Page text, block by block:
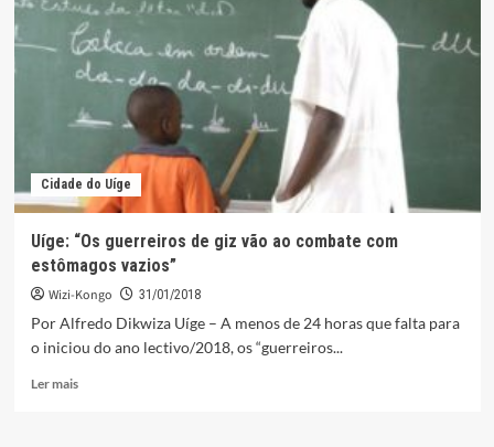
de
cólera
Cidade do Uíge
Uíge: “Os guerreiros de giz vão ao combate com
estômagos vazios”
Wizi-Kongo 31/01/2018
Por Alfredo Dikwiza Uíge – A menos de 24 horas que falta para
o iniciou do ano lectivo/2018, os “guerreiros...
Ler maisLeia